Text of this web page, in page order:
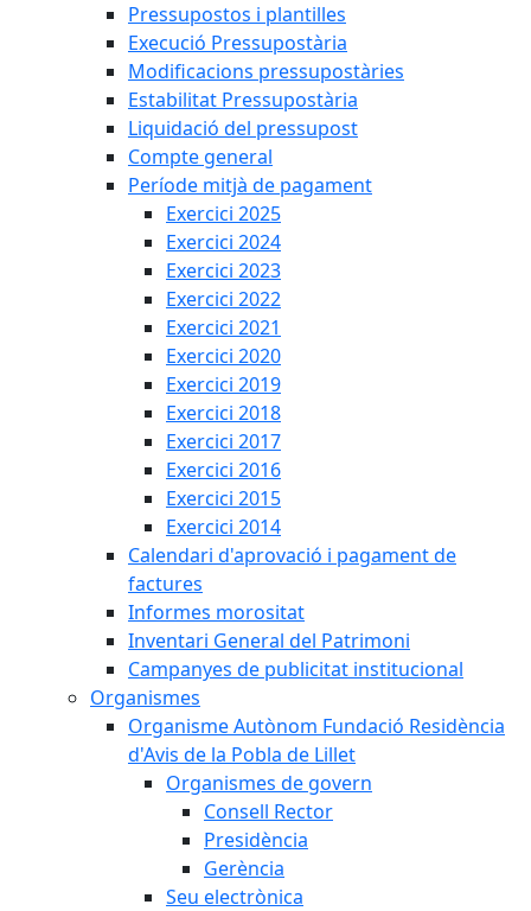
Pressupostos i plantilles
Execució Pressupostària
Modificacions pressupostàries
Estabilitat Pressupostària
Liquidació del pressupost
Compte general
Període mitjà de pagament
Exercici 2025
Exercici 2024
Exercici 2023
Exercici 2022
Exercici 2021
Exercici 2020
Exercici 2019
Exercici 2018
Exercici 2017
Exercici 2016
Exercici 2015
Exercici 2014
Calendari d'aprovació i pagament de
factures
Informes morositat
Inventari General del Patrimoni
Campanyes de publicitat institucional
Organismes
Organisme Autònom Fundació Residència
d'Avis de la Pobla de Lillet
Organismes de govern
Consell Rector
Presidència
Gerència
Seu electrònica